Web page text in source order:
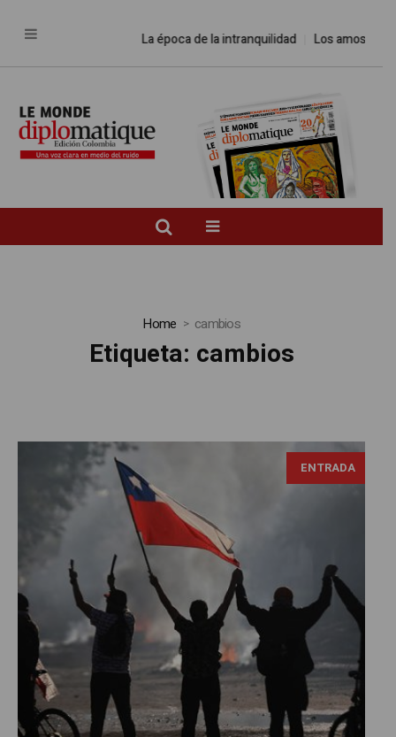
La época de la intranquilidad Los amos del mundo
Home cambios
Etiqueta: cambios
ENTRADA